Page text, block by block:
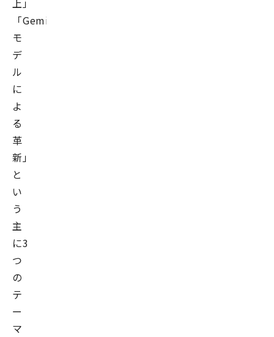
上」
「Gemini
モ
デ
ル
に
よ
る
革
新」
と
い
う
主
に3
つ
の
テ
ー
マ